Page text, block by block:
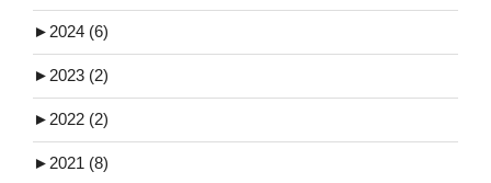
► 2024 (6)
► 2023 (2)
► 2022 (2)
► 2021 (8)